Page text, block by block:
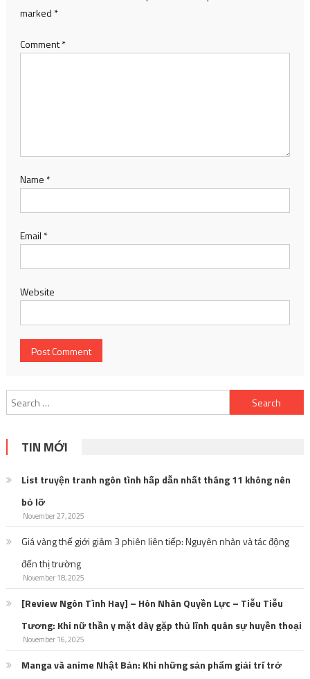
marked *
Comment*
Name *
Email *
Website
Search
for:
TIN MỚI
List truyện tranh ngôn tình hấp dẫn nhất tháng 11 không nên
bỏ lỡ
November 27, 2025
Giá vàng thế giới giảm 3 phiên liên tiếp: Nguyên nhân và tác động
đến thị trường
November 18, 2025
[Review Ngôn Tình Hay] – Hôn Nhân Quyền Lực – Tiễu Tiễu
Tương: Khi nữ thần y mặt dày gặp thủ lĩnh quân sự huyền thoại
November 16, 2025
Manga và anime Nhật Bản: Khi những sản phẩm giải trí trở